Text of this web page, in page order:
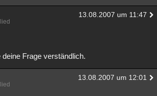
Gruppen Gaming Filme
Alle Neue
13.08.2007 um 11:47
Frage verständlich.
13.08.2007 um 12:01